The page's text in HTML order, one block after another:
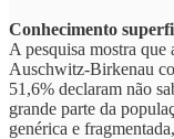
Conhecimento
A pesquisa mostra
Auschwitz-Birkenau
51,6% declaram não
grande parte da
genérica e